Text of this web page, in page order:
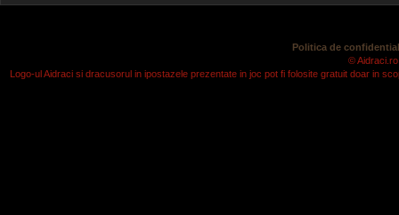
Politica de
©
Logo-ul Aidraci si dracusorul in ipostazele prezentate in joc pot fi folosite gratuit doar in